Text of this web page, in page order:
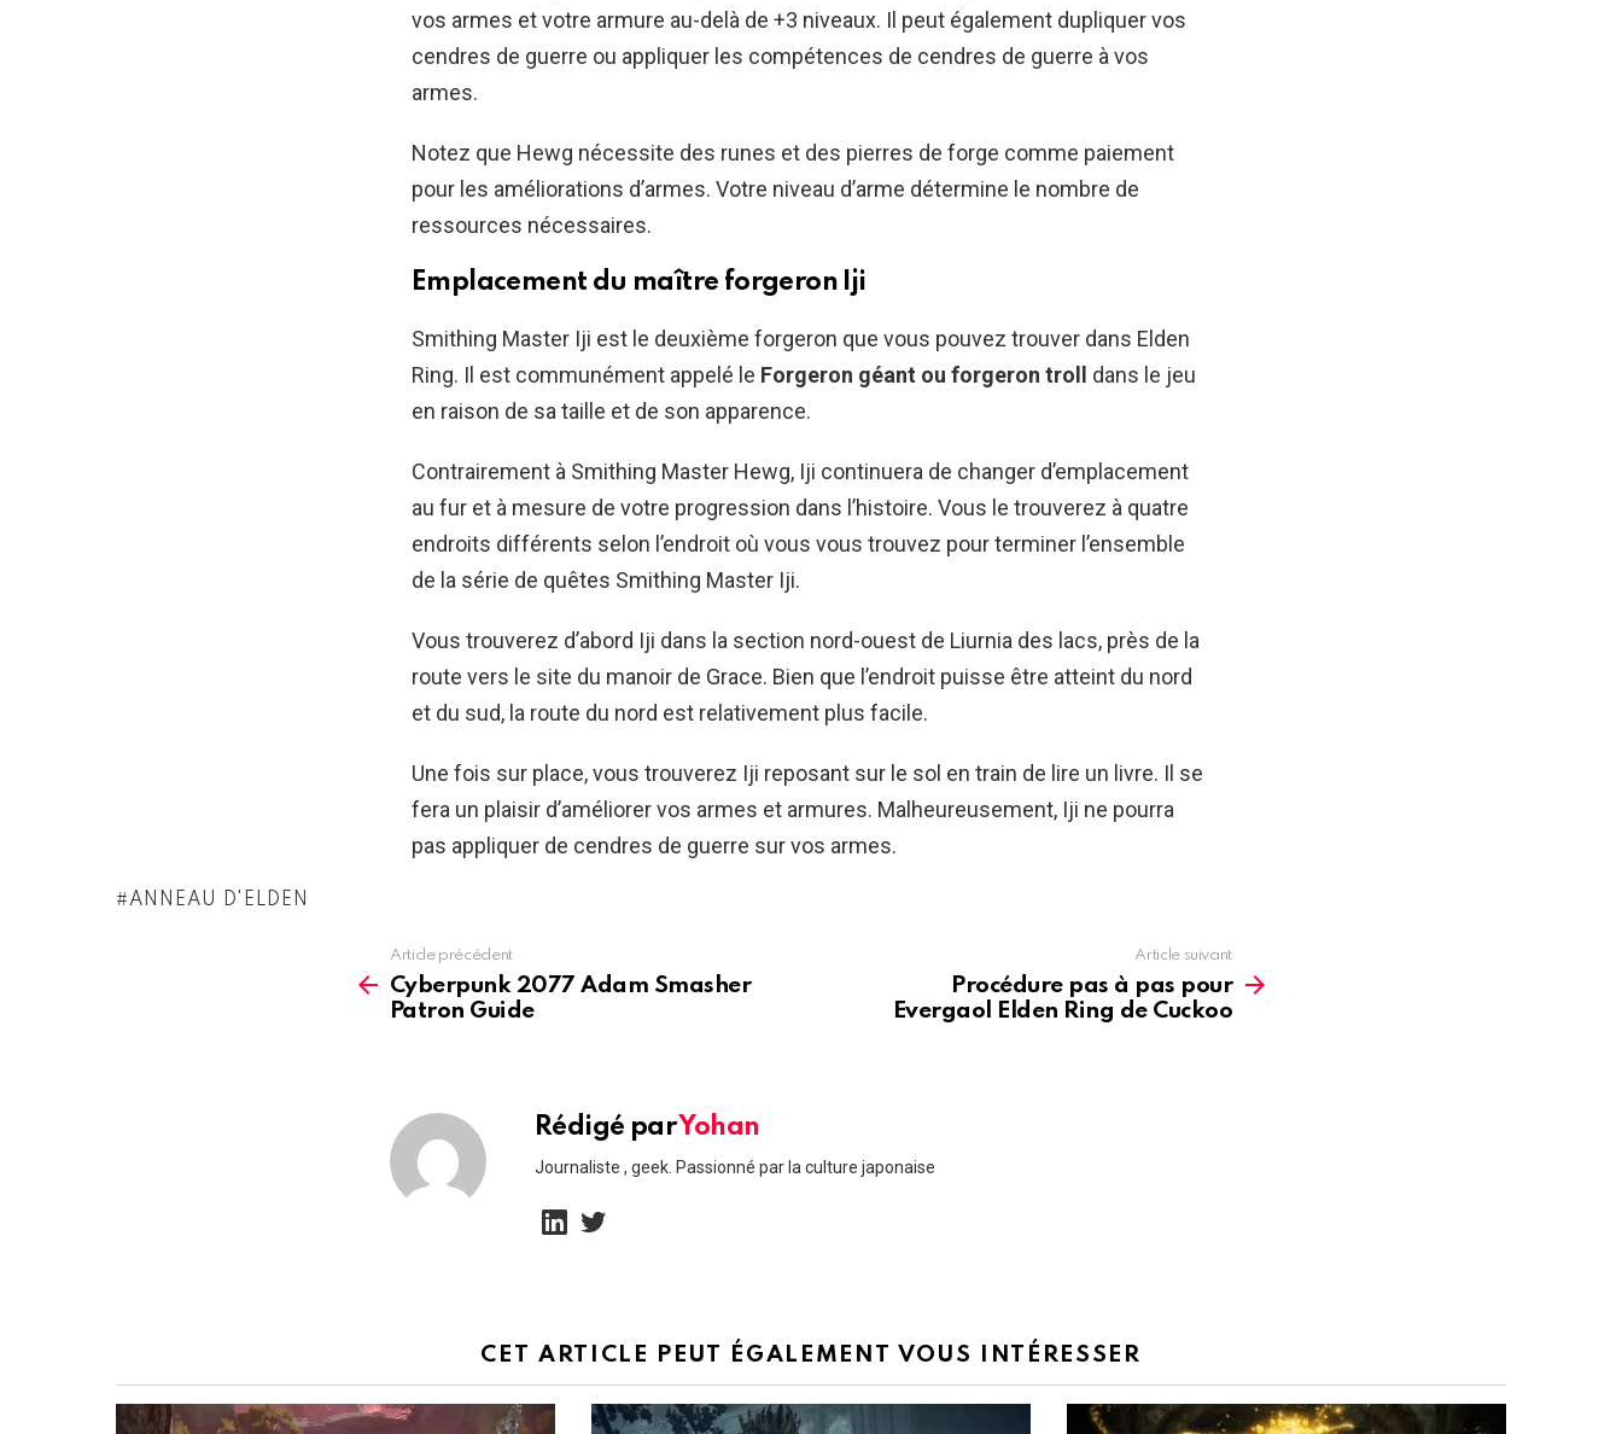
vos armes et votre armure au-delà de +3 niveaux. Il peut également dupliquer vos
cendres de guerre ou appliquer les compétences de cendres de guerre à vos
armes.
Notez que Hewg nécessite des runes et des pierres de forge comme paiement
pour les améliorations d’armes. Votre niveau d’arme détermine le nombre de
ressources nécessaires.
Emplacement du maître forgeron Iji
Smithing Master Iji est le deuxième forgeron que vous pouvez trouver dans Elden
Ring. Il est communément appelé le Forgeron géant ou forgeron troll
dans le jeu
en raison de sa taille et de son apparence.
Contrairement à Smithing Master Hewg, Iji continuera de changer d’emplacement
au fur et à mesure de votre progression dans l’histoire. Vous le trouverez à quatre
endroits différents selon l’endroit où vous vous trouvez pour terminer l’ensemble
de la série de quêtes Smithing Master Iji.
Vous trouverez d’abord Iji dans la section nord-ouest de Liurnia des lacs, près de la
route vers le site du manoir de Grace. Bien que l’endroit puisse être atteint du nord
et du sud, la route du nord est relativement plus facile.
Une fois sur place, vous trouverez Iji reposant sur le sol en train de lire un livre. Il se
fera un plaisir d’améliorer vos armes et armures. Malheureusement, Iji ne pourra
pas appliquer de cendres de guerre sur vos armes.
ANNEAU D'ELDEN
more
Article précédent
Cyberpunk 2077 Adam Smasher
Patron Guide
Article suivant
Procédure pas à pas pour
Evergaol Elden Ring de Cuckoo
Rédigé parYohan
Journaliste , geek. Passionné par la culture japonaise
CET ARTICLE PEUT ÉGALEMENT VOUS INTÉRESSER